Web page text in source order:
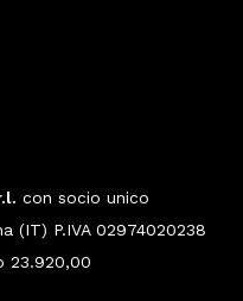
con socio unico
(IT) P.IVA 02974020238
23.920,00